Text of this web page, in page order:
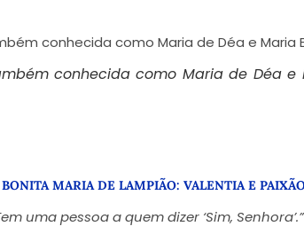
conhecida como Maria de Déa e
MARIA DE LAMPIÃO: VALENTIA E
uma pessoa a quem dizer ‘Sim, Senhora’.”